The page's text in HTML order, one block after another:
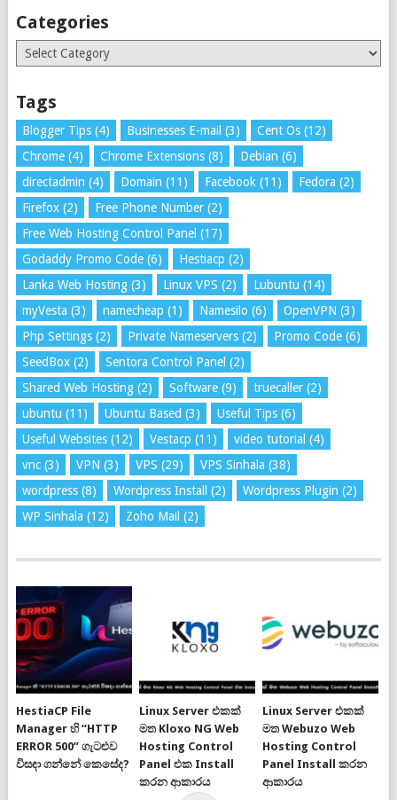
Categories
Categories
Tags
Blogger Tips(4) Businesses E-mail (3) Cent Os(12)
Chrome(4) Chrome Extensions(8) Debian (6)
directadmin (4) Domain (11) Facebook (11) Fedora (2)
Firefox(2) Free Phone Number(2)
Free Web Hosting Control Panel (17)
Godaddy Promo Code(6) Hestiacp (2)
Lanka Web Hosting(3) Linux VPS (2) Lubuntu (14)
myVesta (3) namecheap (1) Namesilo (6) OpenVPN (3)
Php Settings(2) Private Nameservers(2) Promo Code(6)
SeedBox(2) Sentora Control Panel (2)
Shared Web Hosting(2) Software(9) truecaller(2)
ubuntu (11) Ubuntu Based (3) Useful Tips(6)
Useful Websites(12) Vestacp (11) video tutorial (4)
vnc(3) VPN (3) VPS (29) VPS Sinhala (38)
wordpress(8) Wordpress Install (2) Wordpress Plugin (2)
WP Sinhala (12) Zoho Mail (2)
HestiaCP File
Manager හි “HTTP
ERROR 500” ගැටළුව
විසඳා ගන්නේ කෙසේද?
Linux Server එකක්
මත Kloxo NG Web
Hosting Control
Panel එක Install
කරන ආකාරය
Linux Server එකක්
මත Webuzo Web
Hosting Control
Panel Install කරන
ආකාරය